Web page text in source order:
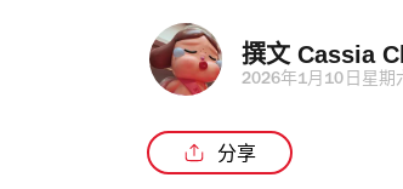
撰文 Cassia
2026年1月10日星期
分享